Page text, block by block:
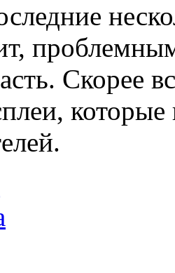
Скорее
которые